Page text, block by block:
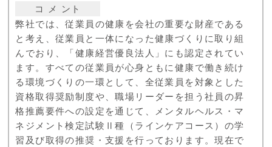
コ メ ント
弊社では、従業員の健康を会社の重要な財産である
と考え、従業員と一体になった健康づくりに取り組
んでおり、「健康経営優良法人」にも認定されてい
ます。すべての従業員が心身ともに健康で働き続け
る環境づくりの一環として、全従業員を対象とした
資格取得奨励制度や、職場リーダーを担う社員の昇
格推薦要件への設定を通じて、メンタルヘルス・マ
ネジメント検定試験Ⅱ種（ラインケアコース）の学
習及び取得の推奨・支援を行っております。現在で